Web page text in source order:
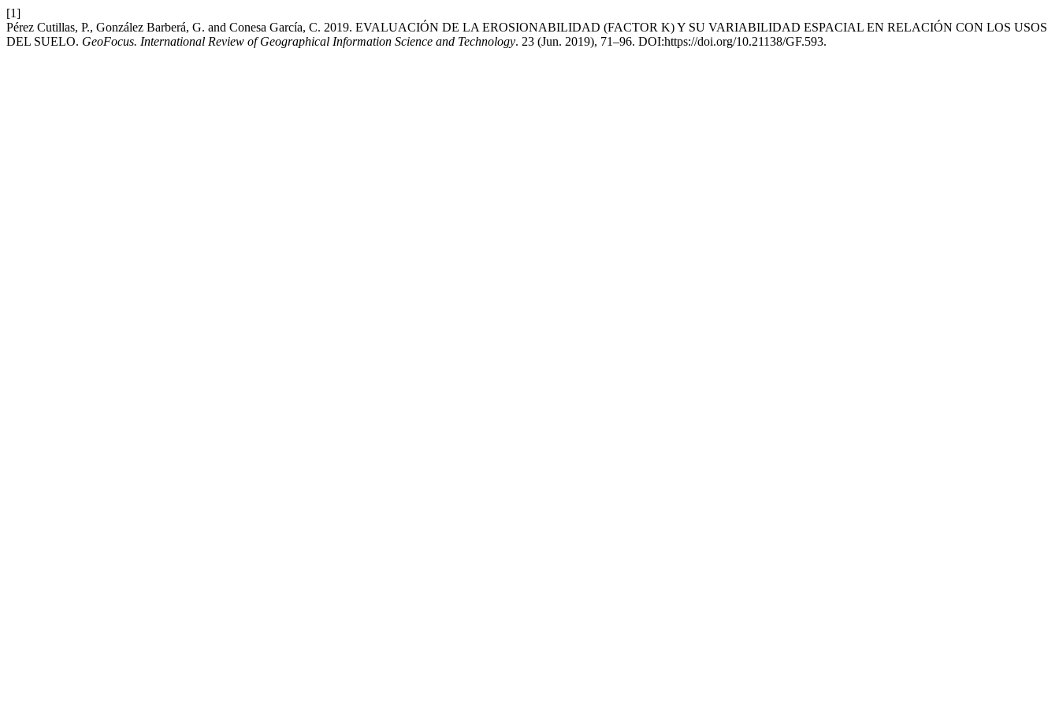
[1]
Pérez Cutillas, P., González Barberá, G. and Conesa García, C. 2019. EVALUACIÓN DE LA EROSIONABILIDAD (FACTOR K) Y SU VARIABILIDAD ESPACIAL EN RELACIÓN CON LOS USOS
DEL SUELO. GeoFocus. International Review of Geographical Information Science and Technology. 23 (Jun. 2019), 71–96. DOI:https://doi.org/10.21138/GF.593.